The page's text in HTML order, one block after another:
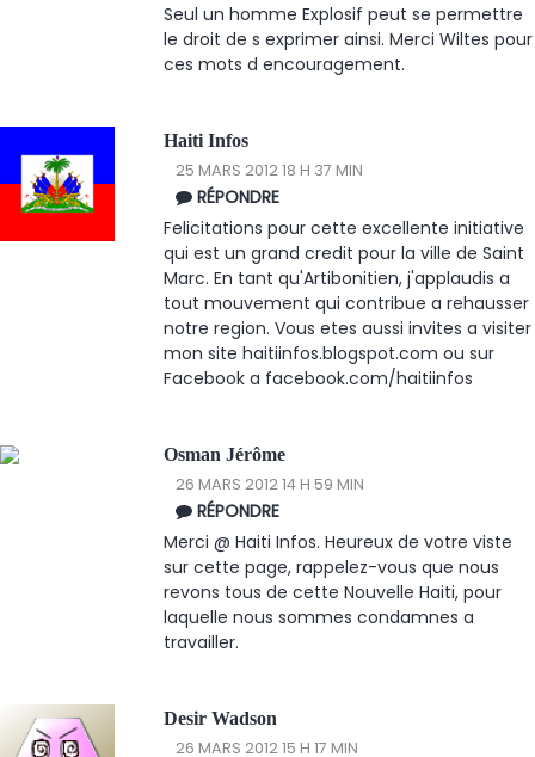
Seul un homme Explosif peut se permettre
le droit de s exprimer ainsi. Merci Wiltes pour
ces mots d encouragement.
Haiti Infos
25 MARS 2012 18 H 37 MIN
RÉPONDRE
Felicitations pour cette excellente initiative
qui est un grand credit pour la ville de Saint
Marc. En tant qu'Artibonitien, j'applaudis a
tout mouvement qui contribue a rehausser
notre region. Vous etes aussi invites a visiter
mon site haitiinfos.blogspot.com ou sur
Facebook a facebook.com/haitiinfos
Osman Jérôme
26 MARS 2012 14 H 59 MIN
RÉPONDRE
Merci @ Haiti Infos. Heureux de votre viste
sur cette page, rappelez-vous que nous
revons tous de cette Nouvelle Haiti, pour
laquelle nous sommes condamnes a
travailler.
Desir Wadson
26 MARS 2012 15 H 17 MIN